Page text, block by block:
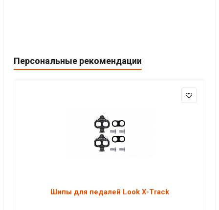
Персональные рекомендации
Шипы для педалей Look X-Track